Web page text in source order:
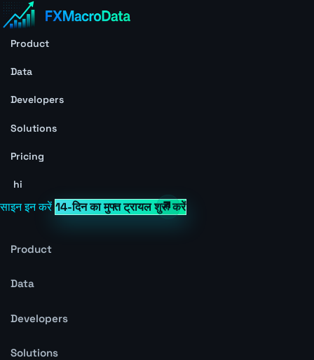
Product
Data
Developers
Solutions
Pricing
hi
साइन इन करें14-दिन का मुफ्त ट्रायल शुरू करें
Product
Data
Developers
Solutions